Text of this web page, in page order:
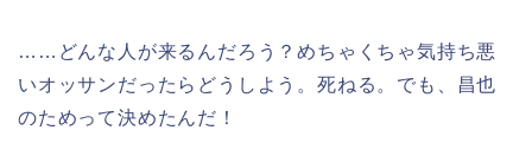
……どんな人が来るんだろう？めちゃくちゃ気持ち悪
いオッサンだったらどうしよう。死ねる。でも、昌也
のためって決めたんだ！